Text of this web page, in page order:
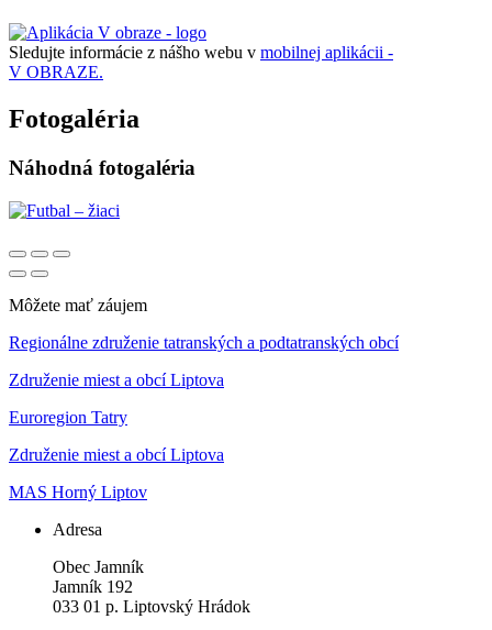
Sledujte informácie z nášho webu v mobilnej aplikácii -
V OBRAZE.
Fotogaléria
Náhodná fotogaléria
Môžete mať záujem
Regionálne združenie tatranských a podtatranských obcí
Združenie miest a obcí Liptova
Euroregion Tatry
Združenie miest a obcí Liptova
MAS Horný Liptov
Adresa
Obec Jamník
Jamník 192
033 01 p. Liptovský Hrádok